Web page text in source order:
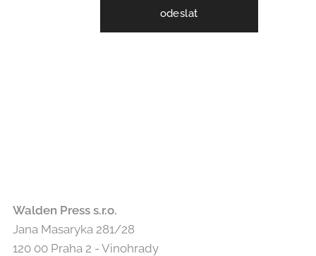
odeslat
Walden Press s.r.o.
Jana Masaryka 281/28
120 00 Praha 2 - Vinohrady